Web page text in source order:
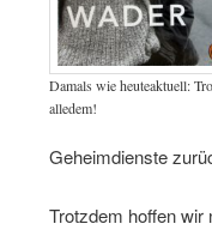
Damals wie heuteaktuell:
alledem!
Geheimdienste
Trotzdem hoffen wir